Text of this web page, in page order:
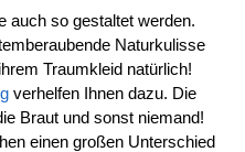
auch so gestaltet werden.
Naturkulisse
Traumkleid natürlich!
verhelfen Ihnen dazu. Die
Braut und sonst niemand!
einen großen Unterschied